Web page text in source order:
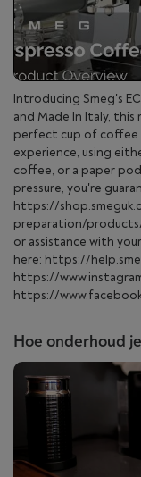
Introducing Smeg's
and Made In Italy,
perfect cup of coffee
experience, using
coffee, or a paper
pressure, you're
https://
preparation/
or assistance with
here: https://
https://
https://
Hoe onderhoud